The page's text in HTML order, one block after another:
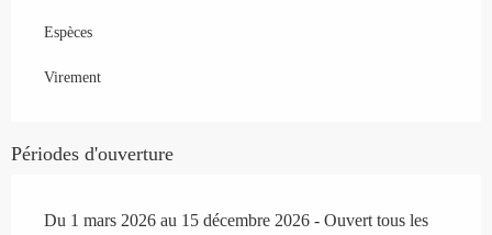
Espèces
Virement
Périodes d'ouverture
Du 1 mars 2026 au 15 décembre 2026 - Ouvert tous les